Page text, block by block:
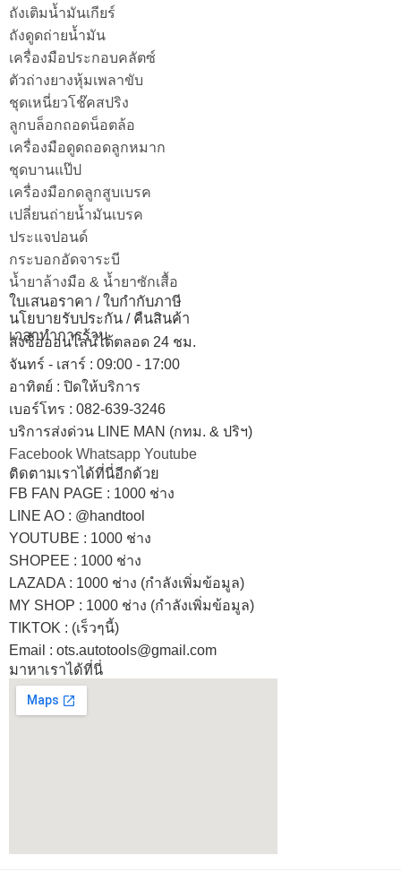
ถังเติมน้ำมันเกียร์
ถังดูดถ่ายน้ำมัน
เครื่องมือประกอบคลัตซ์
ตัวถ่างยางหุ้มเพลาขับ
ชุดเหนี่ยวโช๊คสปริง
ลูกบล็อกถอดน็อตล้อ
เครื่องมือดูดถอดลูกหมาก
ชุดบานแป๊ป
เครื่องมือกดลูกสูบเบรค
เปลี่ยนถ่ายน้ำมันเบรค
ประแจปอนด์
กระบอกอัดจาระบี
น้ำยาล้างมือ & น้ำยาซักเสื้อ
ใบเสนอราคา / ใบกำกับภาษี
นโยบายรับประกัน / คืนสินค้า
เวลาทำการร้าน
สั่งซื้อออนไลน์ได้ตลอด 24 ชม.
จันทร์ - เสาร์ : 09:00 - 17:00
อาทิตย์ : ปิดให้บริการ
เบอร์โทร : 082-639-3246
บริการส่งด่วน LINE MAN (กทม. & ปริฯ)
Facebook Whatsapp Youtube
ติดตามเราได้ที่นี่อีกด้วย
FB FAN PAGE : 1000 ช่าง
LINE AO : @handtool
YOUTUBE : 1000 ช่าง
SHOPEE : 1000 ช่าง
LAZADA : 1000 ช่าง (กำลังเพิ่มข้อมูล)
MY SHOP : 1000 ช่าง (กำลังเพิ่มข้อมูล)
TIKTOK : (เร็วๆนี้)
Email : ots.autotools@gmail.com
มาหาเราได้ที่นี่